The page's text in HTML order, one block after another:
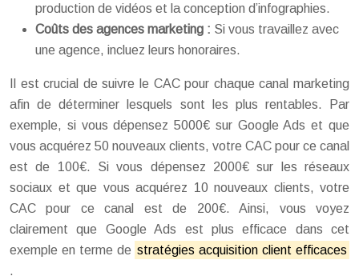
production de vidéos et la conception d’infographies.
Coûts des agences marketing : Si vous travaillez avec
une agence, incluez leurs honoraires.
Il est crucial de suivre le CAC pour chaque canal marketing
afin de déterminer lesquels sont les plus rentables. Par
exemple, si vous dépensez 5000€ sur Google Ads et que
vous acquérez 50 nouveaux clients, votre CAC pour ce canal
est de 100€. Si vous dépensez 2000€ sur les réseaux
sociaux et que vous acquérez 10 nouveaux clients, votre
CAC pour ce canal est de 200€. Ainsi, vous voyez
clairement que Google Ads est plus efficace dans cet
exemple en terme de stratégies acquisition client efficaces
.